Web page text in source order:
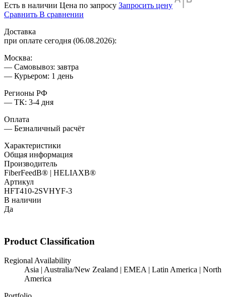
Есть в наличии Цена по запросу Запросить цену
Сравнить В сравнении
Доставка
при оплате сегодня (06.08.2026):
Москва:
— Самовывоз: завтра
— Курьером: 1 день
Регионы РФ
— ТК: 3-4 дня
Оплата
— Безналичный расчёт
Характеристики
Общая информация
Производитель
FiberFeedВ® | HELIAXВ®
Артикул
HFT410-2SVHYF-3
В наличии
Да
Product Classification
Regional Availability
Asia | Australia/New Zealand | EMEA | Latin America | North
America